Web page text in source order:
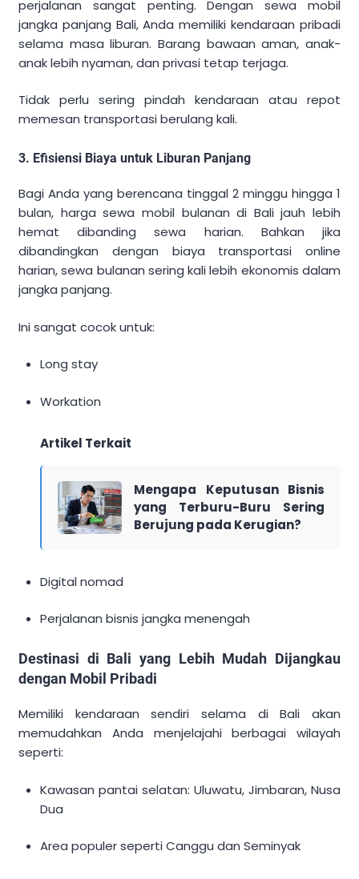
perjalanan sangat penting. Dengan sewa mobil
jangka panjang Bali, Anda memiliki kendaraan pribadi
selama masa liburan. Barang bawaan aman, anak-
anak lebih nyaman, dan privasi tetap terjaga.
Tidak perlu sering pindah kendaraan atau repot
memesan transportasi berulang kali.
3. Efisiensi Biaya untuk Liburan Panjang
Bagi Anda yang berencana tinggal 2 minggu hingga 1
bulan, harga sewa mobil bulanan di Bali jauh lebih
hemat dibanding sewa harian. Bahkan jika
dibandingkan dengan biaya transportasi online
harian, sewa bulanan sering kali lebih ekonomis dalam
jangka panjang.
Ini sangat cocok untuk:
Long stay
Workation
Artikel Terkait
Mengapa Keputusan Bisnis
yang Terburu-Buru Sering
Berujung pada Kerugian?
Digital nomad
Perjalanan bisnis jangka menengah
Destinasi di Bali yang Lebih Mudah Dijangkau
dengan Mobil Pribadi
Memiliki kendaraan sendiri selama di Bali akan
memudahkan Anda menjelajahi berbagai wilayah
seperti:
Kawasan pantai selatan: Uluwatu, Jimbaran, Nusa
Dua
Area populer seperti Canggu dan Seminyak